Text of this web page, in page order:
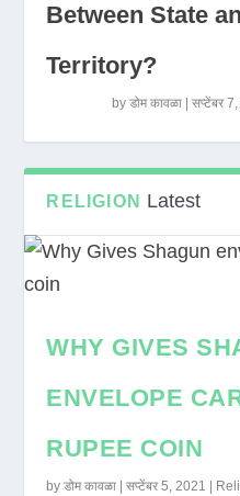
Between State
Territory?
byडोम कावळा |सप्टेंबर
RELIGION Latest
WHY GIVES
ENVELOPE
RUPEE COIN
byडोम कावळा |सप्टेंबर 5, 2021